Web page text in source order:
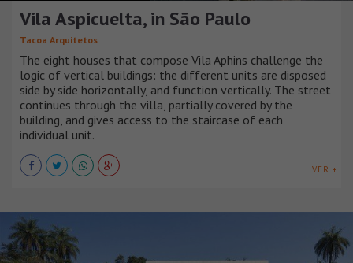
Vila Aspicuelta, in São Paulo
Tacoa Arquitetos
The eight houses that compose Vila Aphins challenge the
logic of vertical buildings: the different units are disposed
side by side horizontally, and function vertically. The street
continues through the villa, partially covered by the
building, and gives access to the staircase of each
individual unit.
VER +